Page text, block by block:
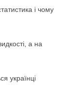
і чому
а на
українці